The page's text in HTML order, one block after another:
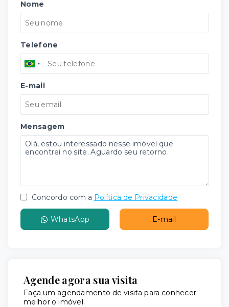
Nome
Telefone
E-mail
Mensagem
Concordo com a Política de Privacidade
WhatsApp E-mail
Agende agora sua visita
Faça um agendamento de visita para conhecer
melhor o imóvel.